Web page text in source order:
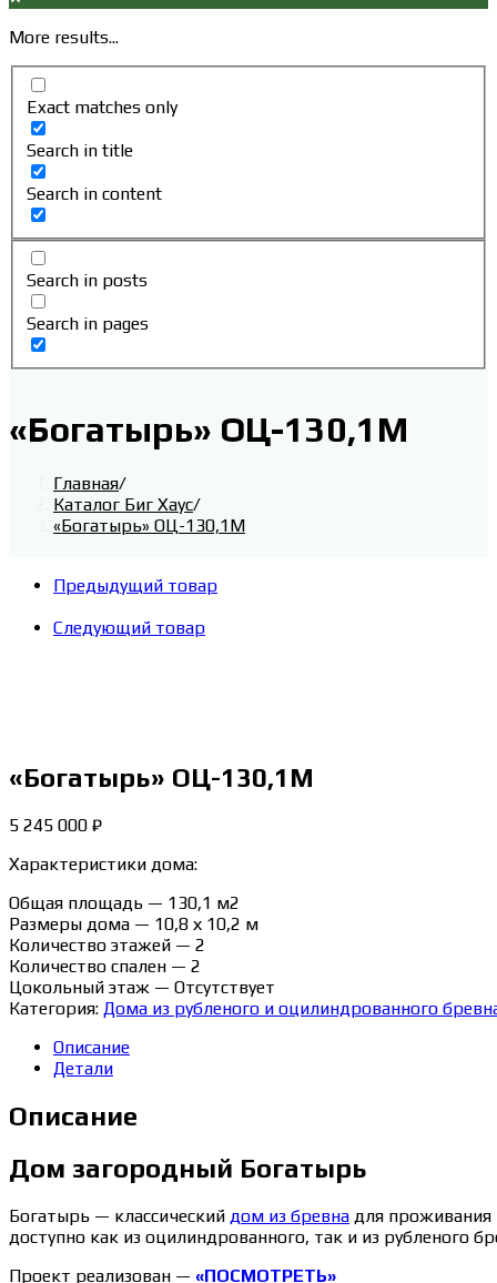
ПО
ВЕБ-
More results...
Exact matches only
Search in title
Search in content
Search in posts
Search in pages
«Богатырь» ОЦ-130,1М
Главная/
Каталог Биг Хаус/
«Богатырь» ОЦ-130,1М
Предыдущий товар
Следующий товар
«Богатырь» ОЦ-130,1М
5 245 000 ₽
Характеристики дома:
Общая площадь — 130,1 м2
Размеры дома — 10,8 х 10,2 м
Количество этажей — 2
Количество спален — 2
Цокольный этаж — Отсутствует
Категория: Дома из рубленого и оцилиндрованного
Описание
Детали
Описание
Дом загородный Богатырь
Богатырь — классический дом из бревна для проживания
доступно как из оцилиндрованного, так и из рубленого
Проект реализован — «ПОСМОТРЕТЬ»